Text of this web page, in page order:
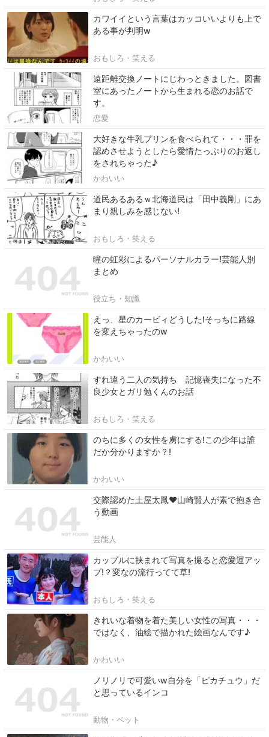
カワイイという言葉はカッコいいよりも上で
ある事が判明w
おもしろ・笑える
遠距離交換ノートにじわっときました。図書
室にあったノートから生まれる恋のお話で
す。
恋愛
大好きな牛乳プリンを食べられて・・・罪を
認めさせようとしたら愛情たっぷりのお返し
をされちゃった♪
かわいい
道民あるあるｗ北海道民は「田中義剛」にあ
まり親しみを感じない!
おもしろ・笑える
瞳の虹彩によるパーソナルカラー!芸能人別
まとめ
役立ち・知識
えっ、星のカービィどうした!そっちに路線
を変えちゃったのw
かわいい
すれ違う二人の気持ち 記憶喪失になった不
良少女とガリ勉くんのお話
おもしろ・笑える
のちに多くの女性を虜にする!この少年は誰
だか分かりますか？!
かわいい
交際認めた土屋太鳳♥山崎賢人が素で抱き合
う動画
芸能人
カップルに挟まれて写真を撮ると恋愛運アッ
プ!？変なの流行ってて草!
おもしろ・笑える
きれいな着物を着た美しい女性の写真・・・
ではなく、油絵で描かれた絵画なんです♪
かわいい
ノリノリで可愛いw自分を「ピカチュウ」だ
と思っているインコ
動物・ペット